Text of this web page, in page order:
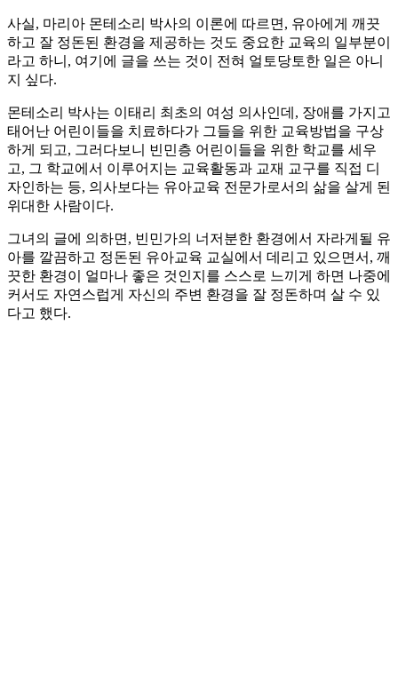
사실, 마리아 몬테소리 박사의 이론에 따르면, 유아에게 깨끗
하고 잘 정돈된 환경을 제공하는 것도 중요한 교육의 일부분이
라고 하니, 여기에 글을 쓰는 것이 전혀 얼토당토한 일은 아니
지 싶다.
몬테소리 박사는 이태리 최초의 여성 의사인데, 장애를 가지고
태어난 어린이들을 치료하다가 그들을 위한 교육방법을 구상
하게 되고, 그러다보니 빈민층 어린이들을 위한 학교를 세우
고, 그 학교에서 이루어지는 교육활동과 교재 교구를 직접 디
자인하는 등, 의사보다는 유아교육 전문가로서의 삶을 살게 된
위대한 사람이다.
그녀의 글에 의하면, 빈민가의 너저분한 환경에서 자라게될 유
아를 깔끔하고 정돈된 유아교육 교실에서 데리고 있으면서, 깨
끗한 환경이 얼마나 좋은 것인지를 스스로 느끼게 하면 나중에
커서도 자연스럽게 자신의 주변 환경을 잘 정돈하며 살 수 있
다고 했다.